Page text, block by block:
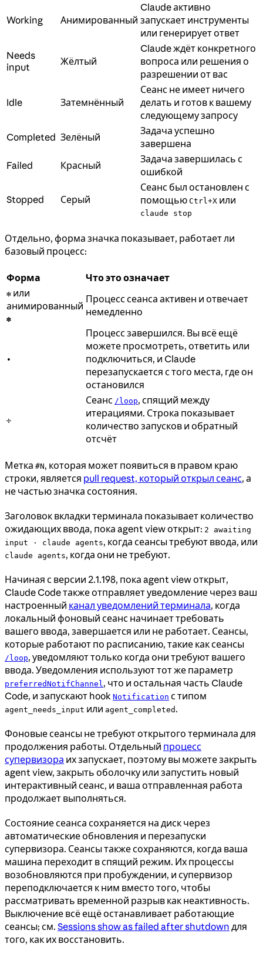
Working Анимированный
Claude активно
запускает инструменты
или генерирует ответ
Needs
input
Жёлтый
Claude ждёт конкретного
вопроса или решения о
разрешении от вас
Idle Затемнённый
Сеанс не имеет ничего
делать и готов к вашему
следующему запросу
Completed Зелёный
Задача успешно
завершена
Failed
Красный
Задача завершилась с
ошибкой
Stopped Серый
Сеанс был остановлен с
помощью Ctrl+X или
claude stop
Отдельно, форма значка показывает, работает ли
базовый процесс:
Форма Что это означает
✻ или
анимированный
✽
Процесс сеанса активен и отвечает
немедленно
∙
Процесс завершился. Вы всё ещё
можете просмотреть, ответить или
подключиться, и Claude
перезапускается с того места, где он
остановился
✢
Сеанс /loop, спящий между
итерациями. Строка показывает
количество запусков и обратный
отсчёт
Метка #N, которая может появиться в правом краю
строки, является pull request, который открыл сеанс, а
не частью значка состояния.
Заголовок вкладки терминала показывает количество
ожидающих ввода, пока agent view открыт: 2 awaiting
input · claude agents, когда сеансы требуют ввода, или
claude agents, когда они не требуют.
Начиная с версии 2.1.198, пока agent view открыт,
Claude Code также отправляет уведомление через ваш
настроенный канал уведомлений терминала, когда
локальный фоновый сеанс начинает требовать
вашего ввода, завершается или не работает. Сеансы,
которые работают по расписанию, такие как сеансы
/loop, уведомляют только когда они требуют вашего
ввода. Уведомления используют тот же параметр
preferredNotifChannel , что и остальная часть Claude
Code, и запускают hook Notification с типом
agent_needs_input или agent_completed .
Фоновые сеансы не требуют открытого терминала для
продолжения работы. Отдельный процесс
супервизора их запускает, поэтому вы можете закрыть
agent view, закрыть оболочку или запустить новый
интерактивный сеанс, и ваша отправленная работа
продолжает выполняться.
Состояние сеанса сохраняется на диск через
автоматические обновления и перезапуски
супервизора. Сеансы также сохраняются, когда ваша
машина переходит в спящий режим. Их процессы
возобновляются при пробуждении, и супервизор
переподключается к ним вместо того, чтобы
рассматривать временной разрыв как неактивность.
Выключение всё ещё останавливает работающие
сеансы; см. Sessions show as failed after shutdown для
того, как их восстановить.